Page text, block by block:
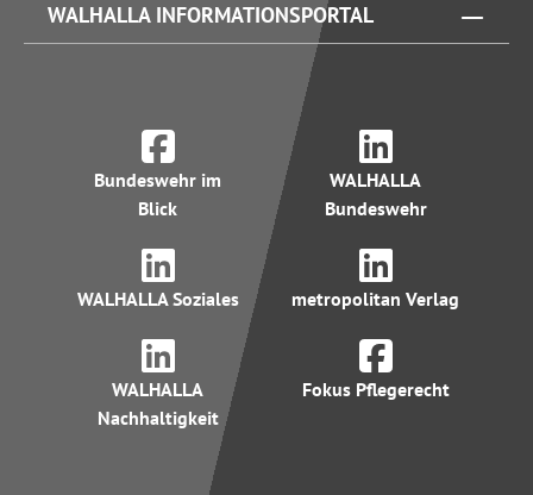
WALHALLA INFORMATIONSPORTAL
Bundeswehr im
Blick
WALHALLA
Bundeswehr
WALHALLA Soziales metropolitan Verlag
WALHALLA
Nachhaltigkeit
Fokus Pflegerecht